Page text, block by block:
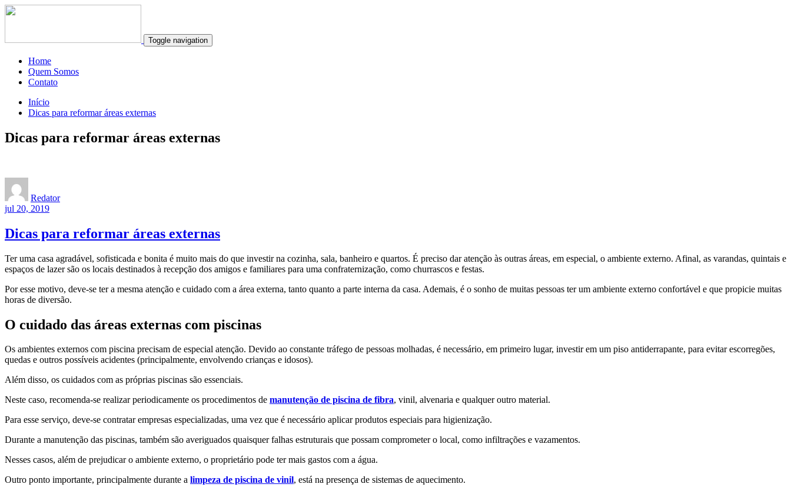
Toggle navigation
Home
Quem Somos
Contato
Início
Dicas para reformar áreas externas
Dicas para reformar áreas externas
Redator
jul 20, 2019
Dicas para reformar áreas externas
Ter uma casa agradável, sofisticada e bonita é muito mais do que investir na cozinha, sala, banheiro e quartos. É preciso dar atenção às outras áreas, em especial, o ambiente externo. Afinal, as varandas, quintais e
espaços de lazer são os locais destinados à recepção dos amigos e familiares para uma confraternização, como churrascos e festas.
Por esse motivo, deve-se ter a mesma atenção e cuidado com a área externa, tanto quanto a parte interna da casa. Ademais, é o sonho de muitas pessoas ter um ambiente externo confortável e que propicie muitas
horas de diversão.
O cuidado das áreas externas com piscinas
Os ambientes externos com piscina precisam de especial atenção. Devido ao constante tráfego de pessoas molhadas, é necessário, em primeiro lugar, investir em um piso antiderrapante, para evitar escorregões,
quedas e outros possíveis acidentes (principalmente, envolvendo crianças e idosos).
Além disso, os cuidados com as próprias piscinas são essenciais.
Neste caso, recomenda-se realizar periodicamente os procedimentos de manutenção de piscina de fibra, vinil, alvenaria e qualquer outro material.
Para esse serviço, deve-se contratar empresas especializadas, uma vez que é necessário aplicar produtos especiais para higienização.
Durante a manutenção das piscinas, também são averiguados quaisquer falhas estruturais que possam comprometer o local, como infiltrações e vazamentos.
Nesses casos, além de prejudicar o ambiente externo, o proprietário pode ter mais gastos com a água.
Outro ponto importante, principalmente durante a limpeza de piscina de vinil, está na presença de sistemas de aquecimento.